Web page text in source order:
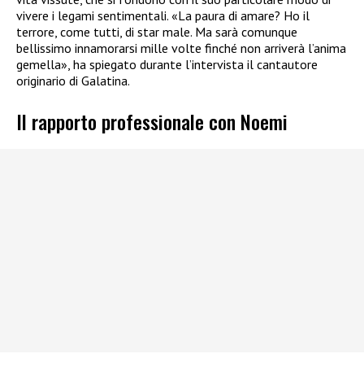
vivere i legami sentimentali. «La paura di amare? Ho il
terrore, come tutti, di star male. Ma sarà comunque
bellissimo innamorarsi mille volte finché non arriverà l’anima
gemella», ha spiegato durante l’intervista il cantautore
originario di Galatina.
Il rapporto professionale con Noemi